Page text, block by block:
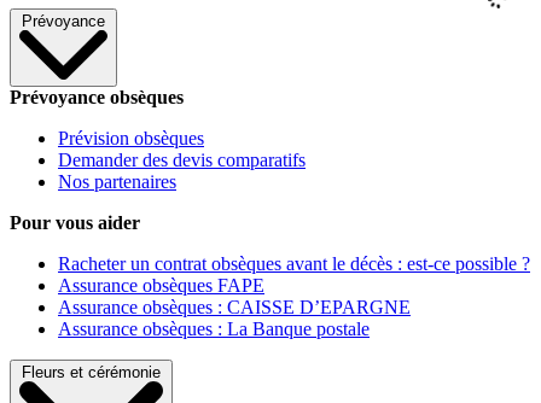
Prévoyance
Prévoyance obsèques
Prévision obsèques
Demander des devis comparatifs
Nos partenaires
Pour vous aider
Racheter un contrat obsèques avant le décès : est-ce possible ?
Assurance obsèques FAPE
Assurance obsèques : CAISSE D’EPARGNE
Assurance obsèques : La Banque postale
Fleurs et cérémonie